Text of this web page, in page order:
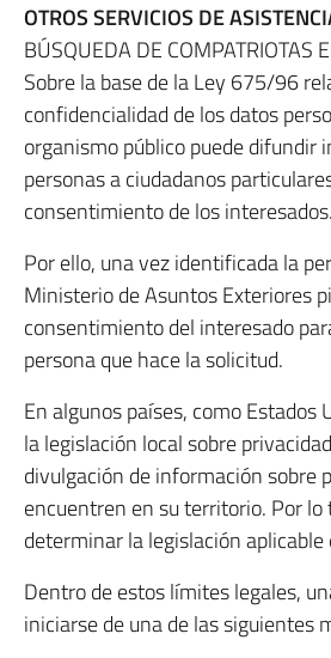
OTROS SERVICIOS DE
BÚSQUEDA DE COMPATRIOTAS
Sobre la base de la Ley 675/96
confidencialidad de los datos
organismo público puede difundir
personas a ciudadanos
consentimiento de los interesados.
Por ello, una vez identificada la
Ministerio de Asuntos Exteriores
consentimiento del interesado
persona que hace la solicitud.
En algunos países, como Estados
la legislación local sobre
divulgación de información sobre
encuentren en su territorio. Por
determinar la legislación aplicable
Dentro de estos límites legales,
iniciarse de una de las siguientes